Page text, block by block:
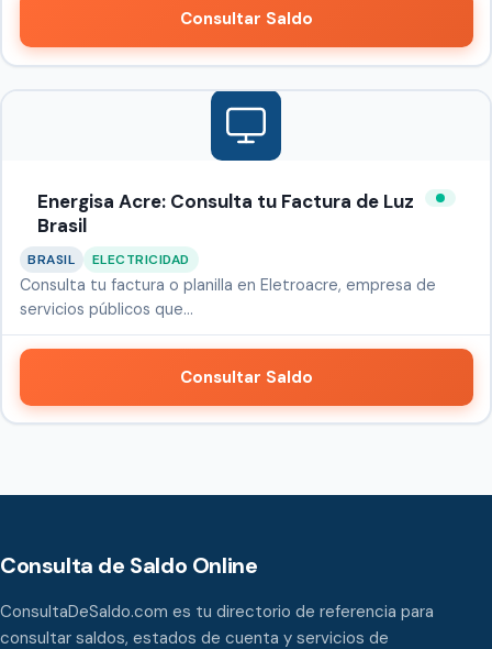
Consultar Saldo
Energisa Acre: Consulta tu Factura de Luz
Brasil
BRASIL ELECTRICIDAD
Consulta tu factura o planilla en Eletroacre, empresa de
servicios públicos que…
Consultar Saldo
Consulta de Saldo Online
ConsultaDeSaldo.com es tu directorio de referencia para
consultar saldos, estados de cuenta y servicios de